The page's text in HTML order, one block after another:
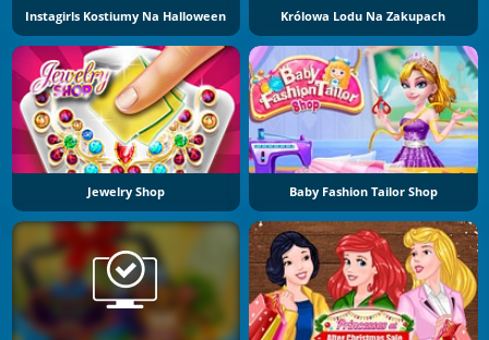
Instagirls Kostiumy Na Halloween Królowa Lodu Na Zakupach
Jewelry Shop Baby Fashion Tailor Shop